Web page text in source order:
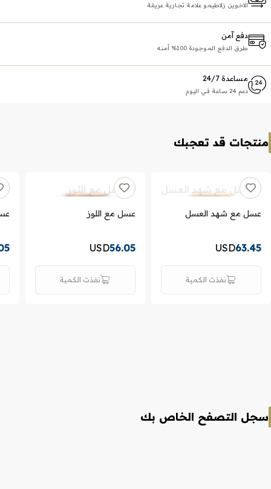
الاخوين زلاطيمو علامة تجارية عريقة
دفع آمن
طرق الدفع الموجودة 100% أمنه
مساعدة 24/7
دعم 24 ساعة في اليوم
منتجات قد تعجبك
عسل مع شهد العسل
63.45
USD
نفذت الكمية
عسل مع اللوز
56.05
USD
نفذت الكمية
سجل التصفح الخاص بك